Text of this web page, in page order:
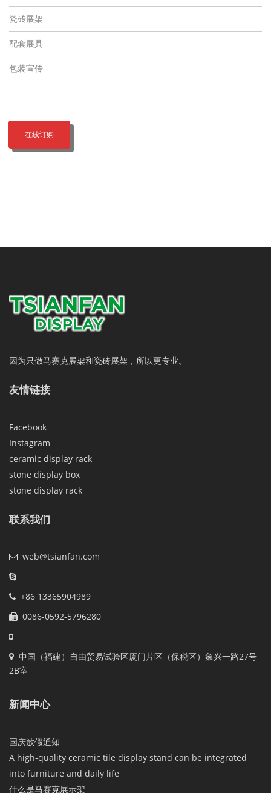
瓷砖展架
配套展具
包装宣传
在线订购
因为只做马赛克展架和瓷砖展架，所以更专业。
友情链接
Facebook
Instagram
ceramic display rack
stone display box
stone display rack
联系我们
web@tsianfan.com
+86 13365904989
0086-0592-5796280
中国（福建）自由贸易试验区厦门片区（保税区）象兴一路27号
2B室
新闻中心
国庆放假通知
A high-quality ceramic tile display stand can be integrated
into furniture and daily life
什么是马赛克展示架